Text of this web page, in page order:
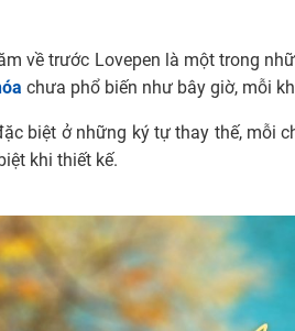
về trước Lovepen là một trong
chưa phổ biến như bây giờ, mỗi
biệt ở những ký tự thay thế, mỗi
khi thiết kế.